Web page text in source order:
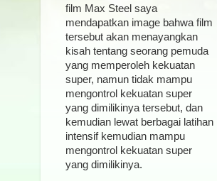
film Max Steel saya
mendapatkan image bahwa film
tersebut akan menayangkan
kisah tentang seorang pemuda
yang memperoleh kekuatan
super, namun tidak mampu
mengontrol kekuatan super
yang dimilikinya tersebut, dan
kemudian lewat berbagai latihan
intensif kemudian mampu
mengontrol kekuatan super
yang dimilikinya.